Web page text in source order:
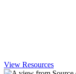
View Resources